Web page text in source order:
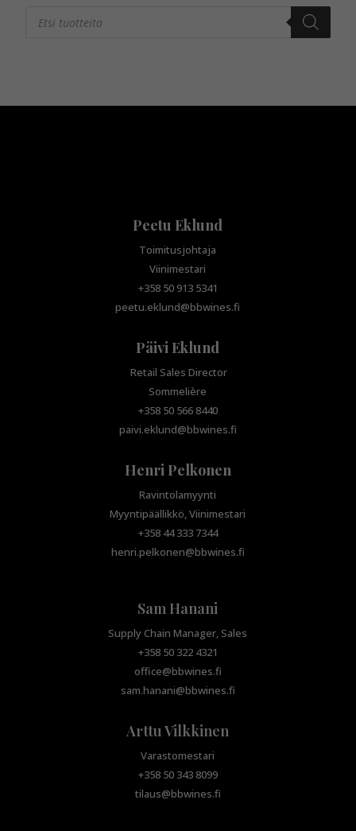
search
Peetu Eklund
Toimitusjohtaja
Viinimestari
+358 50 913 5341
peetu.eklund@bbwines.fi
Päivi Eklund
Retail Sales Director
Sommelière
+358 50 566 8440
paivi.eklund@bbwines.fi
Henri Pelkonen
Ravintolamyynti
Myyntipäällikkö, Viinimestari
+358 44 333 7344
henri.pelkonen@bbwines.fi
Sam Hanani
Supply Chain Manager, Sales
+358 50 322 4321
office@bbwines.fi
sam.hanani@bbwines.fi
Arttu Vilkkinen
Varastomestari
+358 50 343 8099
tilaus@bbwines.fi